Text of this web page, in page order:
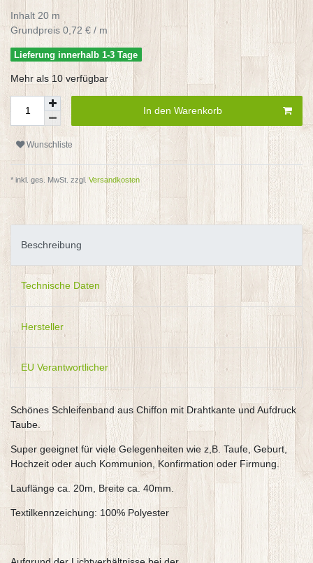
Inhalt 20 m
Grundpreis 0,72 € / m
Lieferung innerhalb 1-3 Tage
Mehr als 10 verfügbar
In den Warenkorb
Wunschliste
* inkl. ges. MwSt. zzgl. Versandkosten
Beschreibung
Technische Daten
Hersteller
EU Verantwortlicher
Schönes Schleifenband aus Chiffon mit Drahtkante und Aufdruck
Taube.
Super geeignet für viele Gelegenheiten wie z,B. Taufe, Geburt,
Hochzeit oder auch Kommunion, Konfirmation oder Firmung.
Lauflänge ca. 20m, Breite ca. 40mm.
Textilkennzeichung: 100% Polyester